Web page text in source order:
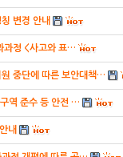
변경 안내
과정 <사고와 표…
원 중단에 따른 보안대책…
역 준수 등 안전 …
내